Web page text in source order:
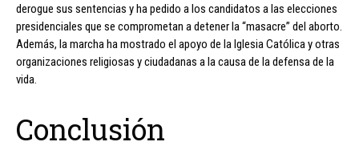
derogue sus sentencias y ha pedido a los candidatos a las elecciones
presidenciales que se comprometan a detener la “masacre” del aborto.
Además, la marcha ha mostrado el apoyo de la Iglesia Católica y otras
organizaciones religiosas y ciudadanas a la causa de la defensa de la
vida.
Conclusión